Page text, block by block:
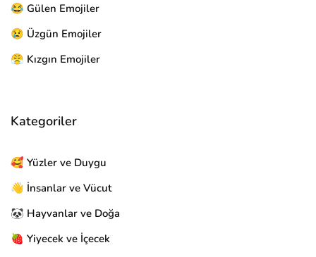
😂 Gülen Emojiler
😢 Üzgün Emojiler
😤 Kızgın Emojiler
Kategoriler
🥰 Yüzler ve Duygu
👋 İnsanlar ve Vücut
🐼 Hayvanlar ve Doğa
🍓 Yiyecek ve İçecek